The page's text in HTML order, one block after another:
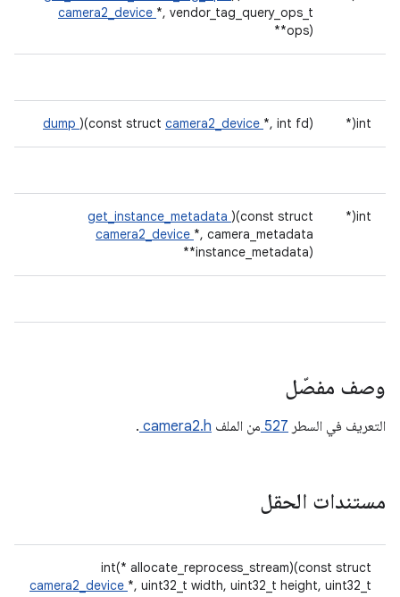
camera2_device *, vendor_tag_query_ops_t
**ops)
int(*
dump )(const struct camera2_device *, int fd)
int(*
get_instance_metadata )(const struct
camera2_device *, camera_metadata
**instance_metadata)
وصف مفصّل
التعريف في السطر 527 من الملف camera2.h
.
مستندات الحقل
int(* allocate_reprocess_stream)(const struct
camera2_device *, uint32_t width, uint32_t height, uint32_t